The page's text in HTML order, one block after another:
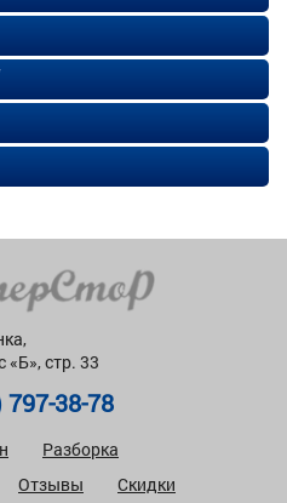
«Б», стр. 33
38-78
Разборка
Отзывы Скидки